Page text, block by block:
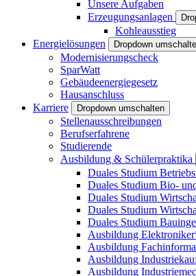
Unsere Aufgaben
Erzeugungsanlagen
Kohleausstieg
Energielösungen
Dropdown
Modernisierungscheck
SparWatt
Gebäudeenergiegesetz
Hausanschluss
Karriere
Dropdown umschalten
Stellenausschreibungen
Berufserfahrene
Studierende
Ausbildung & Schülerpraktika
Duales Studium
Duales Studium Bio-
Duales Studium
Duales Studium
Duales Studium
Ausbildung
Ausbildung
Ausbildung
Ausbildung